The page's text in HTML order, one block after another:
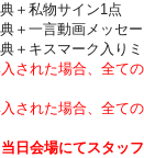
＋私物サイン1点
＋一言動画メッセ
＋キスマーク入り
された場合、全て
された場合、全て
日会場にてスタッ